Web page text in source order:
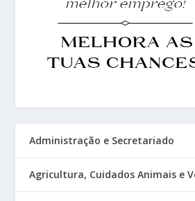
Administração e Secretariado
Agricultura, Cuidados Animais e